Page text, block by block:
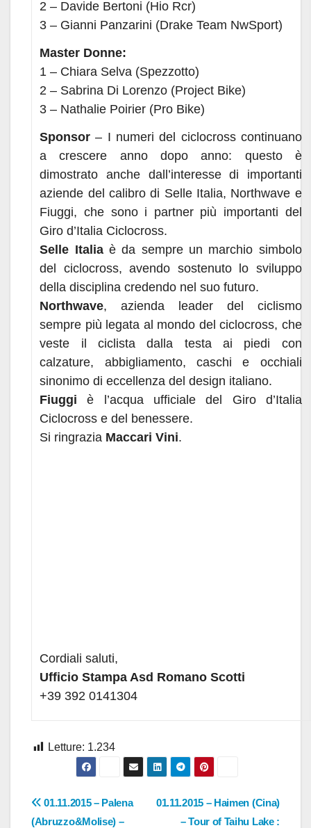
2 – Davide Bertoni (Hio Rcr)
3 – Gianni Panzarini (Drake Team NwSport)
Master Donne:
1 – Chiara Selva (Spezzotto)
2 – Sabrina Di Lorenzo (Project Bike)
3 – Nathalie Poirier (Pro Bike)
Sponsor – I numeri del ciclocross continuano
a crescere anno dopo anno: questo è
dimostrato anche dall’interesse di importanti
aziende del calibro di Selle Italia, Northwave e
Fiuggi, che sono i partner più importanti del
Giro d’Italia Ciclocross.
Selle Italiaè da sempre un marchio simbolo
del ciclocross, avendo sostenuto lo sviluppo
della disciplina credendo nel suo futuro.
Northwave, azienda leader del ciclismo
sempre più legata al mondo del ciclocross, che
veste il ciclista dalla testa ai piedi con
calzature, abbigliamento, caschi e occhiali
sinonimo di eccellenza del design italiano.
Fiuggi è l’acqua ufficiale del Giro d’Italia
Ciclocross e del benessere.
Si ringrazia Maccari Vini.
Cordiali saluti,
Ufficio Stampa Asd Romano Scotti
+39 392 0141304
Letture: 1.234
Navigazione01.11.2015 – Haimen (Cina)
– Tour of Taihu Lake :
01.11.2015 – Palena
(Abruzzo&Molise) –